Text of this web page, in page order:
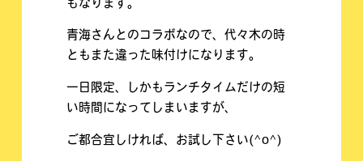
もなります。
青海さんとのコラボなので、代々木の時
ともまた違った味付けになります。
一日限定、しかもランチタイムだけの短
い時間になってしまいますが、
ご都合宜しければ、お試し下さい(^o^)